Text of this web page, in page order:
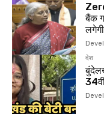
बैंक
देश